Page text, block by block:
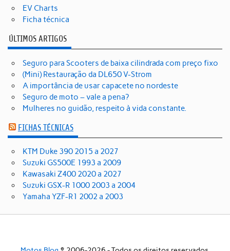
EV Charts
Ficha técnica
ÚLTIMOS ARTIGOS
Seguro para Scooters de baixa cilindrada com preço fixo
(Mini) Restauração da DL650 V-Strom
A importância de usar capacete no nordeste
Seguro de moto – vale a pena?
Mulheres no guidão, respeito à vida constante.
FICHAS TÉCNICAS
KTM Duke 390 2015 a 2027
Suzuki GS500E 1993 a 2009
Kawasaki Z400 2020 a 2027
Suzuki GSX-R 1000 2003 a 2004
Yamaha YZF-R1 2002 a 2003